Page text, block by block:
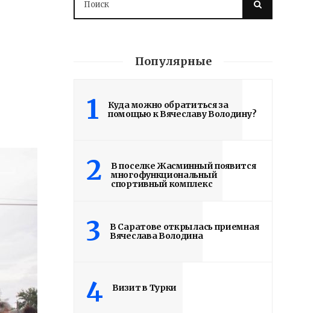
Популярные
1
Куда можно обратиться за
помощью к Вячеславу Володину?
2
В поселке Жасминный появится
многофункциональный
спортивный комплекс
3
В Саратове открылась приемная
Вячеслава Володина
4 Визит в Турки